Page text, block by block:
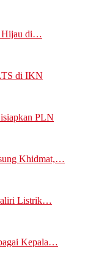
Hijau di…
di IKN
PLN
Khidmat,…
Listrik…
Kepala…